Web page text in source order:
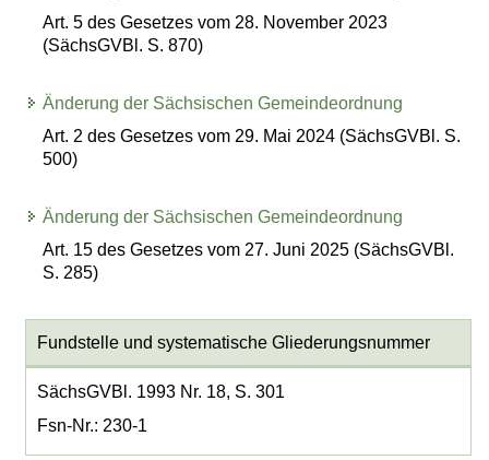
Art. 5 des Gesetzes vom 28. November 2023
(SächsGVBl. S. 870)
Änderung der Sächsischen Gemeindeordnung
Art. 2 des Gesetzes vom 29. Mai 2024 (SächsGVBl. S.
500)
Änderung der Sächsischen Gemeindeordnung
Art. 15 des Gesetzes vom 27. Juni 2025 (SächsGVBl.
S. 285)
Fundstelle und systematische Gliederungsnummer
SächsGVBl. 1993 Nr. 18, S. 301
Fsn-Nr.: 230-1